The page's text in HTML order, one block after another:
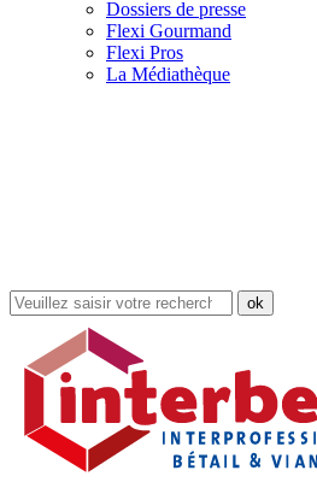
Dossiers de presse
Flexi Gourmand
Flexi Pros
La Médiathèque
Rechercher
dans
site